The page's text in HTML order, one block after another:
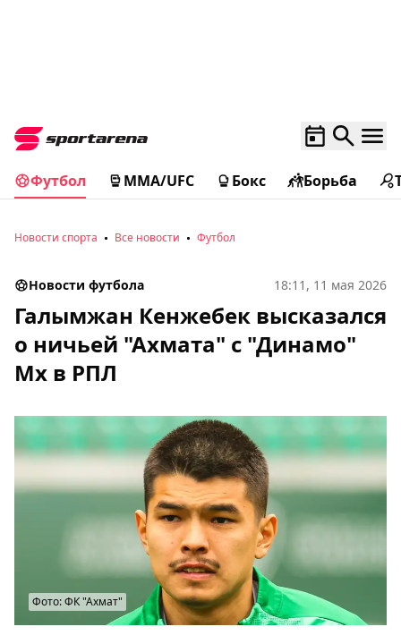
Футбол MMA/UFC Бокс Борьба
Новости спорта Все новости Футбол
Новости футбола 18:11, 11 мая 2026
Галымжан Кенжебек высказался
о ничьей "Ахмата" с "Динамо"
Мх в РПЛ
Фото: ФК "Ахмат"